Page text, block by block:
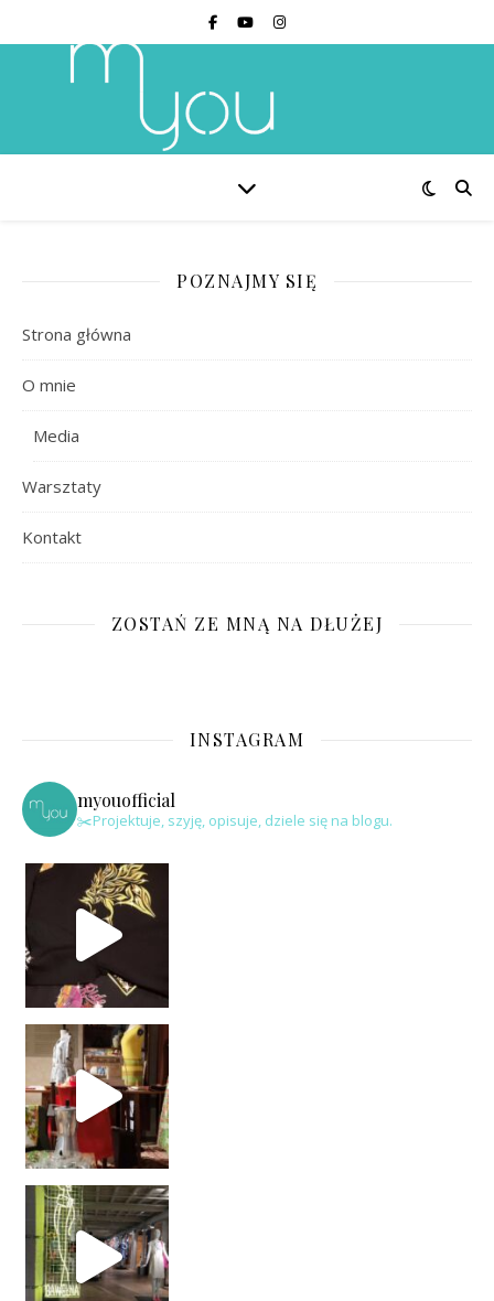
POZNAJMY SIĘ
Strona główna
O mnie
Media
Warsztaty
Kontakt
ZOSTAŃ ZE MNĄ NA DŁUŻEJ
INSTAGRAM
myouofficial
✂️Projektuje, szyję, opisuje, dziele się na blogu.